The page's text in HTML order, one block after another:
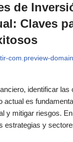
de
Claves
com.preview-
identificar las
actual es
y mitigar riesgos.
estrategias y